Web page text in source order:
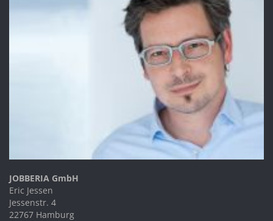
JOBBERIA GmbH
Eric Jessen
Jessenstr. 4
22767 Hamburg